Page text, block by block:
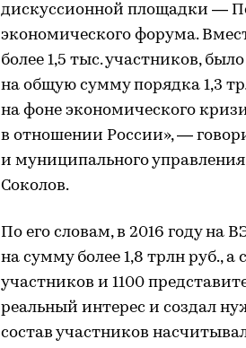
дискуссионной площадки —
экономического форума.
более 1,5 тыс. участников,
на общую сумму порядка 1,3
на фоне экономического
в отношении России», —
и муниципального
Соколов.
По его словам, в 2016 году на
на сумму более 1,8 трлн руб.,
участников и 1100
реальный интерес и создал
состав участников